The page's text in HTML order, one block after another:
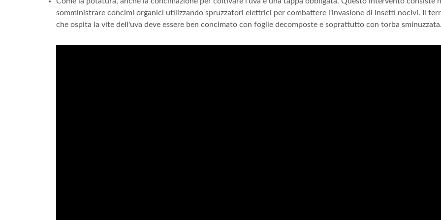
somministrare concimi organici utilizzando spruzzatori elettrici per combattere l'invasione di insetti nocivi. Il
che ospita la vite dell'uva deve essere ben concimato con foglie decomposte e soprattutto con torba sminuzzata.